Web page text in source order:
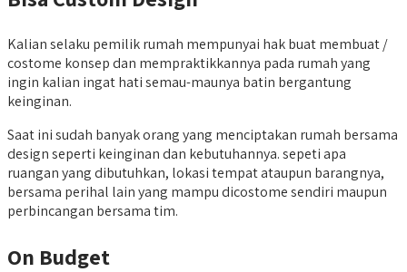
Kalian selaku pemilik rumah mempunyai hak buat membuat /
costome konsep dan mempraktikkannya pada rumah yang
ingin kalian ingat hati semau-maunya batin bergantung
keinginan.
Saat ini sudah banyak orang yang menciptakan rumah bersama
design seperti keinginan dan kebutuhannya. sepeti apa
ruangan yang dibutuhkan, lokasi tempat ataupun barangnya,
bersama perihal lain yang mampu dicostome sendiri maupun
perbincangan bersama tim.
On Budget